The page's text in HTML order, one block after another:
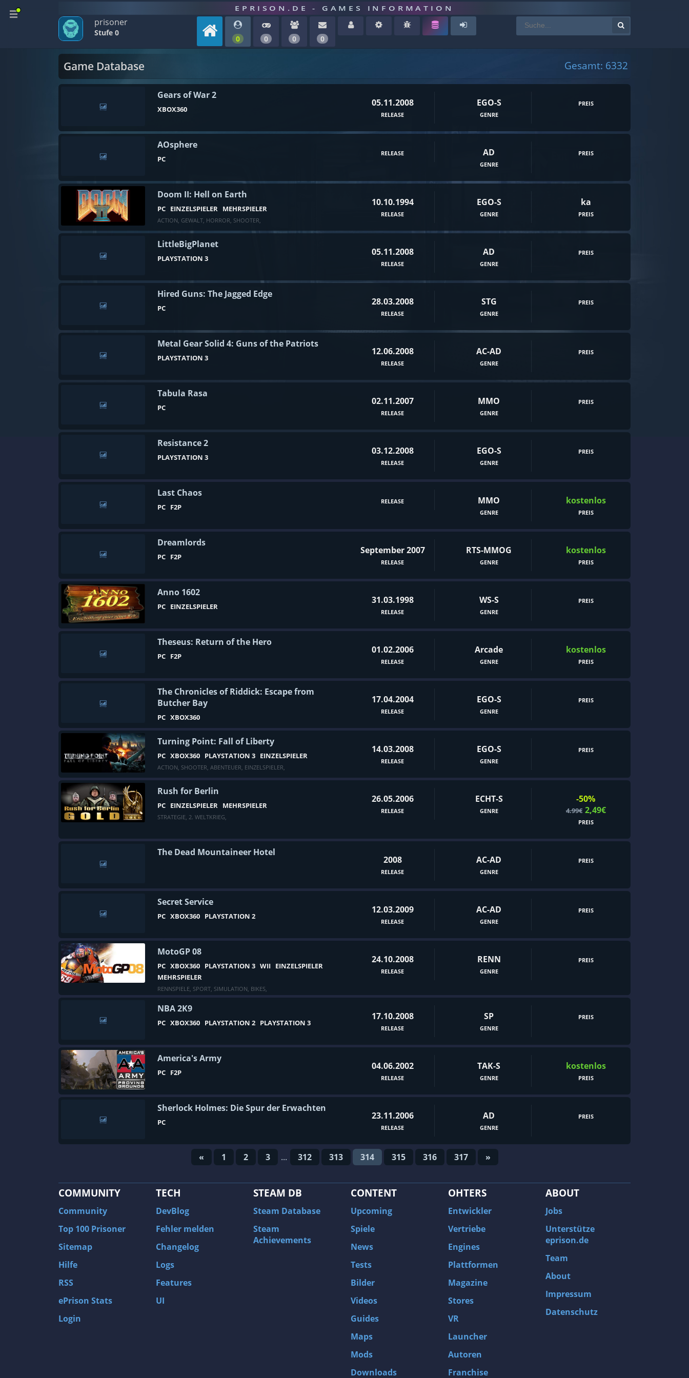
EPRISON.DE - GAMES INFORMATION
prisoner
Stufe 0
0 0 0 0
Game Database Gesamt: 6332
Gears of War 2
XBOX360
05.11.2008
RELEASE
EGO-S
GENRE
PREIS
AOsphere
PC
RELEASE AD
GENRE
PREIS
Doom II: Hell on Earth
PC EINZELSPIELER MEHRSPIELER
ACTION, GEWALT, HORROR, SHOOTER,
10.10.1994
RELEASE
EGO-S
GENRE
ka
PREIS
LittleBigPlanet
PLAYSTATION 3
05.11.2008
RELEASE
AD
GENRE
PREIS
Hired Guns: The Jagged Edge
PC
28.03.2008
RELEASE
STG
GENRE
PREIS
Metal Gear Solid 4: Guns of the Patriots
PLAYSTATION 3
12.06.2008
RELEASE
AC-AD
GENRE
PREIS
Tabula Rasa
PC
02.11.2007
RELEASE
MMO
GENRE
PREIS
Resistance 2
PLAYSTATION 3
03.12.2008
RELEASE
EGO-S
GENRE
PREIS
Last Chaos
PC F2P
RELEASE MMO
GENRE
kostenlos
PREIS
Dreamlords
PC F2P
September 2007
RELEASE
RTS-MMOG
GENRE
kostenlos
PREIS
Anno 1602
PC EINZELSPIELER
31.03.1998
RELEASE
WS-S
GENRE
PREIS
Theseus: Return of the Hero
PC F2P
01.02.2006
RELEASE
Arcade
GENRE
kostenlos
PREIS
The Chronicles of Riddick: Escape from
Butcher Bay
PC XBOX360
17.04.2004
RELEASE
EGO-S
GENRE
PREIS
Turning Point: Fall of Liberty
PC XBOX360 PLAYSTATION 3 EINZELSPIELER
ACTION, SHOOTER, ABENTEUER, EINZELSPIELER,
14.03.2008
RELEASE
EGO-S
GENRE
PREIS
Rush for Berlin
PC EINZELSPIELER MEHRSPIELER
STRATEGIE, 2. WELTKRIEG,
26.05.2006
RELEASE
ECHT-S
GENRE
-50%
4.99€ 2,49€
PREIS
The Dead Mountaineer Hotel
2008
RELEASE
AC-AD
GENRE
PREIS
Secret Service
PC XBOX360 PLAYSTATION 2
12.03.2009
RELEASE
AC-AD
GENRE
PREIS
MotoGP 08
PC XBOX360 PLAYSTATION 3 WII EINZELSPIELER
MEHRSPIELER
RENNSPIELE, SPORT, SIMULATION, BIKES,
24.10.2008
RELEASE
RENN
GENRE
PREIS
NBA 2K9
PC XBOX360 PLAYSTATION 2 PLAYSTATION 3
17.10.2008
RELEASE
SP
GENRE
PREIS
America's Army
PC F2P
04.06.2002
RELEASE
TAK-S
GENRE
kostenlos
PREIS
Sherlock Holmes: Die Spur der Erwachten
PC
23.11.2006
RELEASE
AD
GENRE
PREIS
« 1 2 3 ... 312 313 314 315 316 317 »
COMMUNITY
Community
Top 100 Prisoner
Sitemap
Hilfe
RSS
ePrison Stats
Login
TECH
DevBlog
Fehler melden
Changelog
Logs
Features
UI
STEAM DB
Steam Database
Steam
Achievements
CONTENT
Upcoming
Spiele
News
Tests
Bilder
Videos
Guides
Maps
Mods
Downloads
OHTERS
Entwickler
Vertriebe
Engines
Plattformen
Magazine
Stores
VR
Launcher
Autoren
Franchise
ABOUT
Jobs
Unterstütze
eprison.de
Team
About
Impressum
Datenschutz